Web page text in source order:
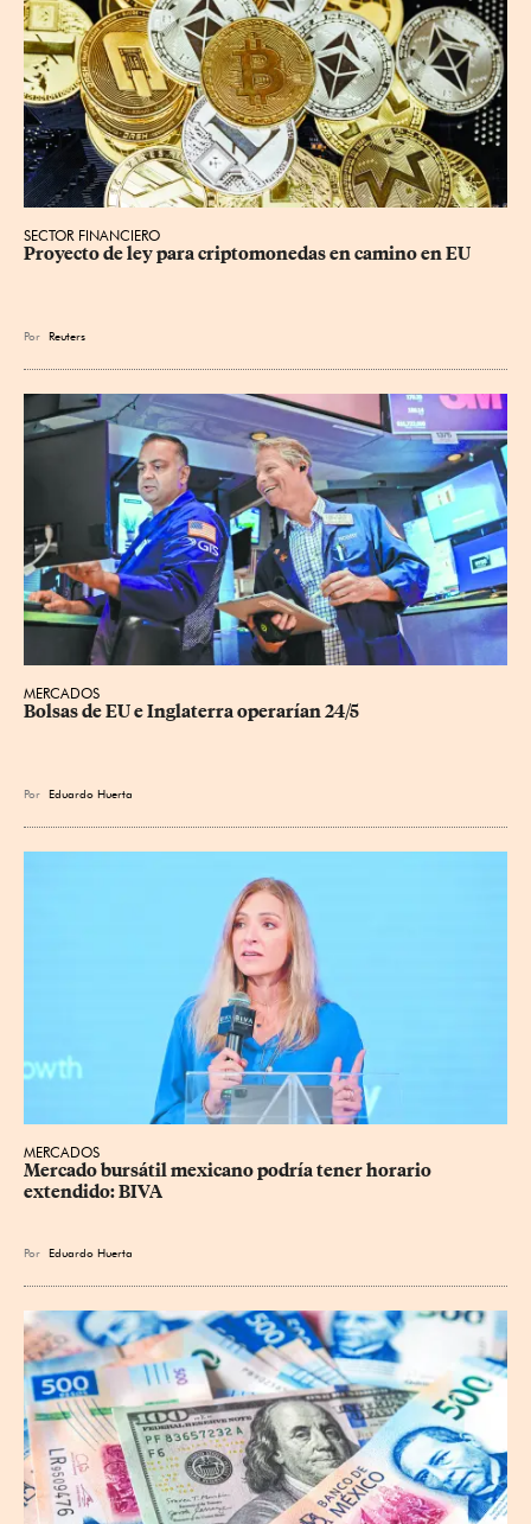
SECTOR FINANCIERO
Proyecto de ley para criptomonedas en camino en EU
Por Reuters
MERCADOS
Bolsas de EU e Inglaterra operarían 24/5
Por Eduardo Huerta
MERCADOS
Mercado bursátil mexicano podría tener horario
extendido: BIVA
Por Eduardo Huerta